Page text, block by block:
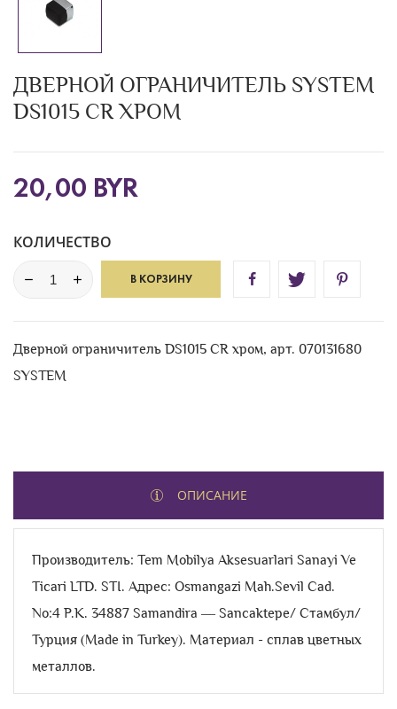
ДВЕРНОЙ ОГРАНИЧИТЕЛЬ SYSTEM
DS1015 CR ХРОМ
20,00 BYR
КОЛИЧЕСТВО
В КОРЗИНУ
Дверной ограничитель DS1015 CR хром, aрт. 070131680
SYSTEM
ОПИСАНИЕ
Производитель: Tem Mobilya Aksesuarlari Sanayi Ve
Ticari LTD. STI. Адрес: Osmangazi Mah.Sevil Cad.
No:4 Р.К. 34887 Samandira ― Sancaktepe/ Стамбул/
Турция (Made in Turkey). Материал - сплав цветных
металлов.